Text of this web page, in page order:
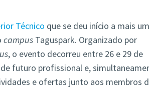
Técnico que se deu início a mais
campus Taguspark. Organizado por
, o evento decorreu entre 26 e 29 de
futuro profissional e,
e ofertas junto aos membros